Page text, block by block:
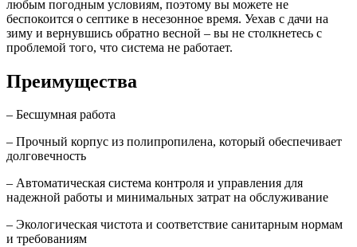
любым погодным условиям, поэтому вы можете не
беспокоится о септике в несезонное время. Уехав с дачи на
зиму и вернувшись обратно весной – вы не столкнетесь с
проблемой того, что система не работает.
Преимущества
– Бесшумная работа
– Прочный корпус из полипропилена, который обеспечивает
долговечность
– Автоматическая система контроля и управления для
надежной работы и минимальных затрат на обслуживание
– Экологическая чистота и соответствие санитарным нормам
и требованиям